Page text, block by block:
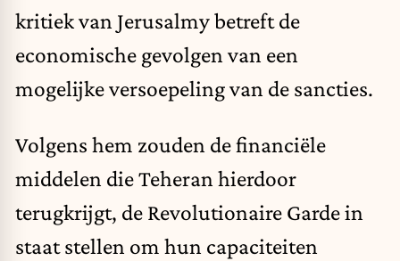
kritiek van Jerusalmy betreft de
economische gevolgen van een
mogelijke versoepeling van de sancties.
Volgens hem zouden de financiële
middelen die Teheran hierdoor
terugkrijgt, de Revolutionaire Garde in
staat stellen om hun capaciteiten